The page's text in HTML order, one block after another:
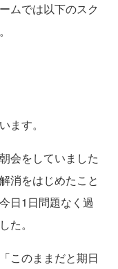
ムでは以下のスク
ます。
会をしていました
消をはじめたこと
日1日問題なく過
た。
このままだと期日